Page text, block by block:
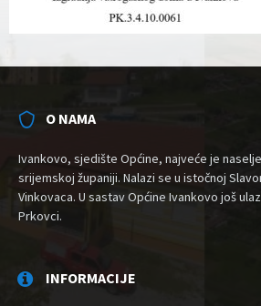
O NAMA
Ivankovo, sjedište Općine, najveće je
srijemskoj županiji. Nalazi se u istočnoj
Vinkovaca. U sastav Općine Ivankovo još
Prkovci.
INFORMACIJE